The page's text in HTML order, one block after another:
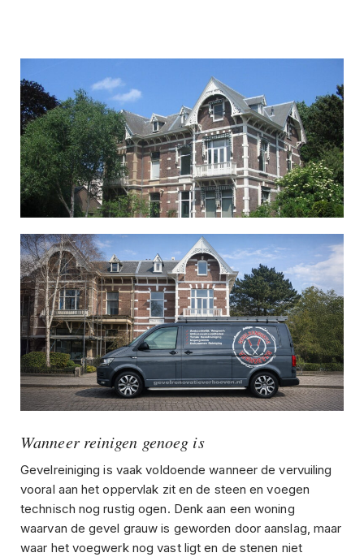
Wanneer reinigen genoeg is
Gevelreiniging is vaak voldoende wanneer de vervuiling
vooral aan het oppervlak zit en de steen en voegen
technisch nog rustig ogen. Denk aan een woning
waarvan de gevel grauw is geworden door aanslag, maar
waar het voegwerk nog vast ligt en de stenen niet